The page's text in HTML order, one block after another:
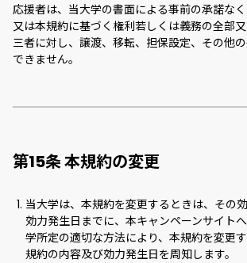
応援者は、当大学の書面による事前の承諾な
又は本規約に基づく権利若しくは義務の全部
三者に対し、譲渡、移転、担保設定、その他
できません。
第15条 本規約の変更
当大学は、本規約を変更するときは、その
効力発生日までに、本キャンペーンサイト
学所定の適切な方法により、本規約を変更
規約の内容及び効力発生日を周知します。